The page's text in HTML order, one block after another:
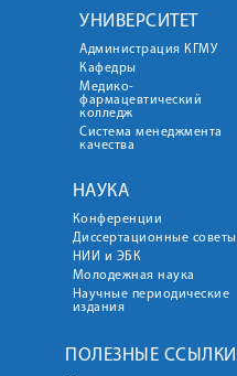
УНИВЕРСИТЕТ
Администрация КГМУ
Кафедры
Медико-
фармацевтический
колледж
Система менеджмента
качества
НАУКА
Конференции
Диссертационные советы
НИИ и ЭБК
Молодежная наука
Научные периодические
издания
ПОЛЕЗНЫЕ ССЫЛКИ